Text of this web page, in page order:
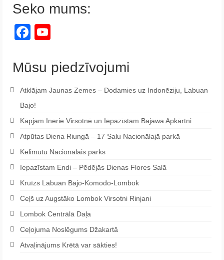
Seko mums:
Facebook
Mūsu piedzīvojumi
Atklājam Jaunas Zemes – Dodamies uz Indonēziju, Labuan
Bajo!
Kāpjam Inerie Virsotnē un Iepazīstam Bajawa Apkārtni
Atpūtas Diena Riungā – 17 Salu Nacionālajā parkā
Kelimutu Nacionālais parks
Iepazīstam Endi – Pēdējās Dienas Flores Salā
Kruīzs Labuan Bajo-Komodo-Lombok
Ceļš uz Augstāko Lombok Virsotni Rinjani
Lombok Centrālā Daļa
Ceļojuma Noslēgums Džakartā
Atvaļinājums Krētā var sākties!